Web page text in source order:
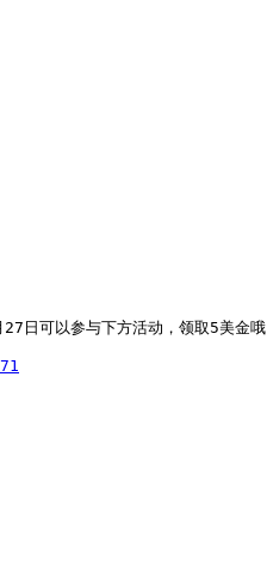
日可以参与下方活动，领取5美金哦